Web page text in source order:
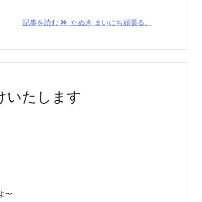
記事を読む たぬき まいにち頑張る。
いたします
〜